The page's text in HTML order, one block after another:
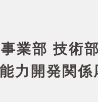
業部 技術
力開発関